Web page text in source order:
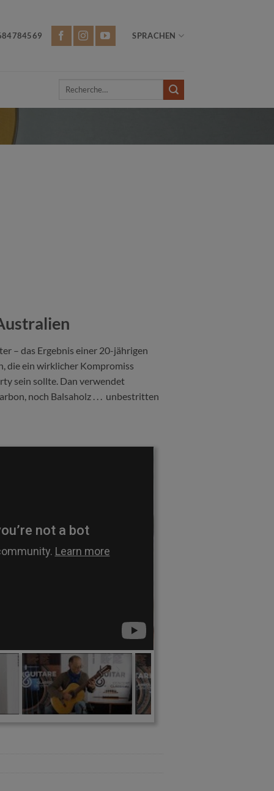
SPRACHEN
Recherche
– das Ergebnis einer 20-jährigen
die ein wirklicher Kompromiss
sein sollte. Dan verwendet
noch Balsaholz . . . unbestritten